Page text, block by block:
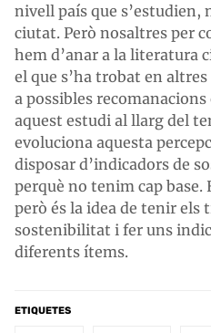
nivell país que s’estudien,
ciutat. Però nosaltres per
hem d’anar a la literatura
el que s’ha trobat en
a possibles
aquest estudi al llarg del
evoluciona aquesta
disposar d’indicadors de
perquè no tenim cap
però és la idea de tenir els
sostenibilitat i fer uns
diferents ítems.
ETIQUETES